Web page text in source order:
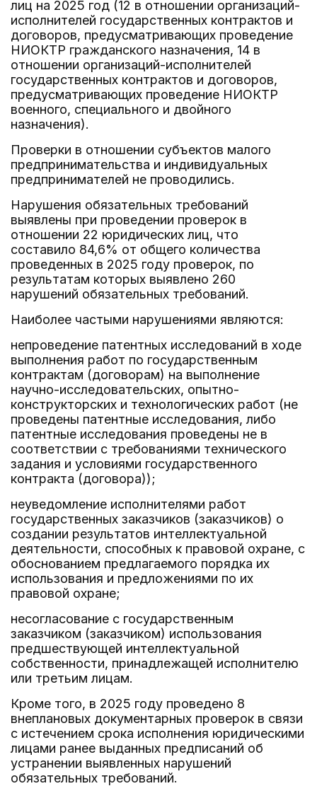
лиц на 2025 год (12 в отношении организаций-
исполнителей государственных контрактов и
договоров, предусматривающих проведение
НИОКТР гражданского назначения, 14 в
отношении организаций-исполнителей
государственных контрактов и договоров,
предусматривающих проведение НИОКТР
военного, специального и двойного
назначения).
Проверки в отношении субъектов малого
предпринимательства и индивидуальных
предпринимателей не проводились.
Нарушения обязательных требований
выявлены при проведении проверок в
отношении 22 юридических лиц, что
составило 84,6% от общего количества
проведенных в 2025 году проверок, по
результатам которых выявлено 260
нарушений обязательных требований.
Наиболее частыми нарушениями являются:
непроведение патентных исследований в ходе
выполнения работ по государственным
контрактам (договорам) на выполнение
научно-исследовательских, опытно-
конструкторских и технологических работ (не
проведены патентные исследования, либо
патентные исследования проведены не в
соответствии с требованиями технического
задания и условиями государственного
контракта (договора));
неуведомление исполнителями работ
государственных заказчиков (заказчиков) о
создании результатов интеллектуальной
деятельности, способных к правовой охране, с
обоснованием предлагаемого порядка их
использования и предложениями по их
правовой охране;
несогласование с государственным
заказчиком (заказчиком) использования
предшествующей интеллектуальной
собственности, принадлежащей исполнителю
или третьим лицам.
Кроме того, в 2025 году проведено 8
внеплановых документарных проверок в связи
с истечением срока исполнения юридическими
лицами ранее выданных предписаний об
устранении выявленных нарушений
обязательных требований.